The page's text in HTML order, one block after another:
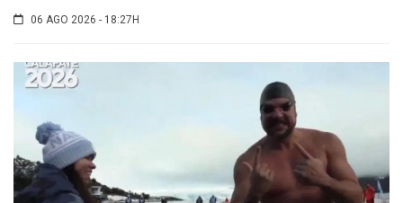
06 AGO 2026 - 18:27H